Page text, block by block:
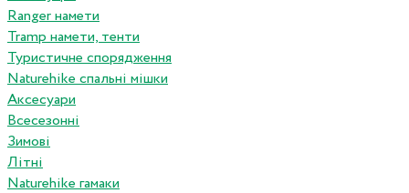
Ranger намети
Tramp намети, тенти
Туристичне спорядження
Naturehike спальні мішки
Аксесуари
Всесезонні
Зимові
Літні
Naturehike гамаки